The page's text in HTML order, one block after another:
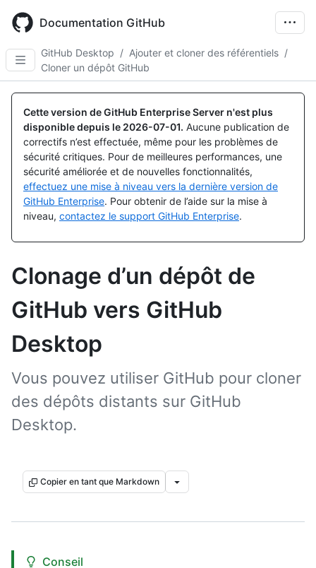
main
content
Documentation GitHub
GitHub Desktop / Ajouter et cloner des référentiels /
Cloner un dépôt GitHub
Cette version de GitHub Enterprise Server n'est plus
disponible depuis le 2026-07-01. Aucune publication de
correctifs n’est effectuée, même pour les problèmes de
sécurité critiques. Pour de meilleures performances, une
sécurité améliorée et de nouvelles fonctionnalités,
effectuez une mise à niveau vers la dernière version de
GitHub Enterprise. Pour obtenir de l’aide sur la mise à
niveau, contactez le support GitHub Enterprise.
Clonage d’un dépôt de
GitHub vers GitHub
Desktop
Vous pouvez utiliser GitHub pour cloner
des dépôts distants sur GitHub
Desktop.
Copier en tant que Markdown
Conseil